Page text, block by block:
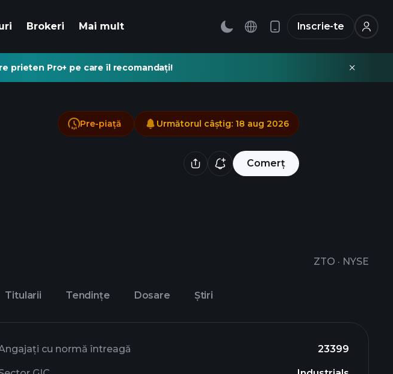
Brokeri Mai mult Inscrie-te
prieten Pro+ pe care îl recomandați!
Comerț
ZTO · NYSE
Pre-piață Următorul câștig: 18 aug 2026
Titularii Tendințe Dosare Știri
cu normă întreagă 23399